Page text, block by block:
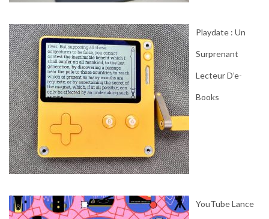
Playdate : Un
Surprenant
Lecteur D’e-
Books
YouTube Lance